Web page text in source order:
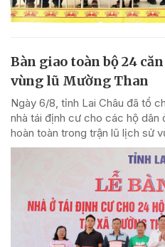
Bàn giao toàn bộ 24
vùng lũ Mường Than
Ngày 6/8, tỉnh Lai Châu đã tổ
nhà tái định cư cho các hộ dân
hoàn toàn trong trận lũ lịch sử